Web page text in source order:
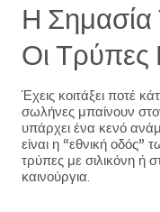
Η
Οι Τρύπες
Έχεις κοιτάξει ποτέ
σωλήνες μπαίνουν
υπάρχει ένα κενό
είναι η “εθνική οδός”
τρύπες με σιλικόνη ή
καινούργια.